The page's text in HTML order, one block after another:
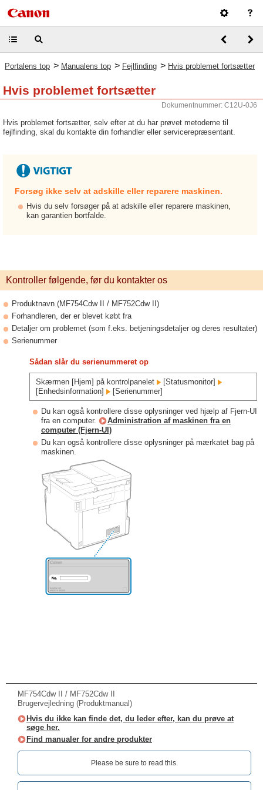
Portalens top > Manualens top > Fejlfinding > Hvis problemet fortsætter
Hvis problemet fortsætter
Dokumentnummer: C12U-0J6
Hvis problemet fortsætter, selv efter at du har prøvet metoderne til
fejlfinding, skal du kontakte din forhandler eller servicerepræsentant.
Forsøg ikke selv at adskille eller reparere maskinen.
Hvis du selv forsøger på at adskille eller reparere maskinen,
kan garantien bortfalde.
Kontroller følgende, før du kontakter os
Produktnavn (MF754Cdw II / MF752Cdw II)
Forhandleren, der er blevet købt fra
Detaljer om problemet (som f.eks. betjeningsdetaljer og deres resultater)
Serienummer
Sådan slår du serienummeret op
Skærmen [Hjem] på kontrolpanelet
[Statusmonitor]
[Enhedsinformation]
[Serienummer]
Du kan også kontrollere disse oplysninger ved hjælp af Fjern-UI
fra en computer.
Administration af maskinen fra en
computer (Fjern-UI)
Du kan også kontrollere disse oplysninger på mærkatet bag på
maskinen.
MF754Cdw II / MF752Cdw II
Brugervejledning (Produktmanual)
Hvis du ikke kan finde det, du leder efter, kan du prøve at
søge her.
Find manualer for andre produkter
Please be sure to read this.‎